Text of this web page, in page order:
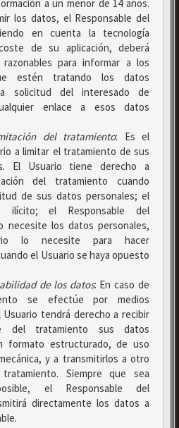
a un menor de 14 años.
los datos, el Responsable del
en cuenta la tecnología
de su aplicación, deberá
para informar a los
estén tratando los datos
solicitud del interesado de
enlace a esos datos
del tratamiento: Es el
a limitar el tratamiento de sus
El Usuario tiene derecho a
del tratamiento cuando
de sus datos personales; el
ilícito; el Responsable del
necesite los datos personales,
lo necesite para hacer
el Usuario se haya opuesto
de los datos: En caso de
se efectúe por medios
tendrá derecho a recibir
del tratamiento sus datos
formato estructurado, de uso
y a transmitirlos a otro
Siempre que sea
el Responsable del
directamente los datos a